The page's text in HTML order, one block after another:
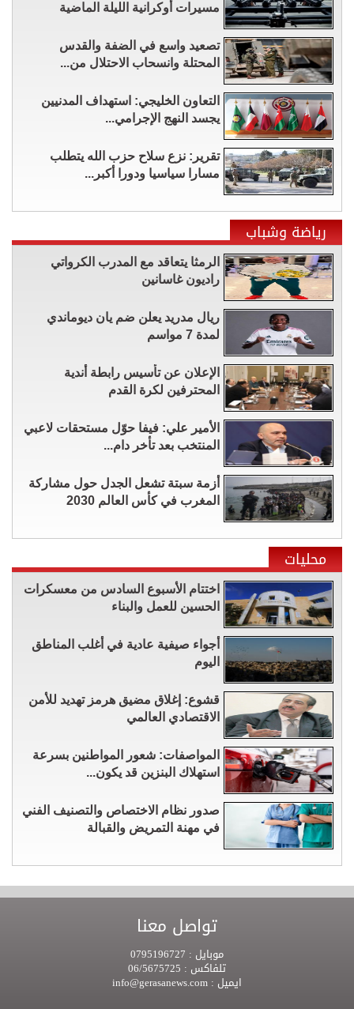
مسيرات أوكرانية الليلة الماضية
تصعيد واسع في الضفة والقدس
المحتلة وانسحاب الاحتلال من...
التعاون الخليجي: استهداف المدنيين
يجسد النهج الإجرامي...
تقرير: نزع سلاح حزب الله يتطلب
مسارا سياسيا ودورا أكبر...
رياضة وشباب
الرمثا يتعاقد مع المدرب الكرواتي
راديون غاسانين
ريال مدريد يعلن ضم يان ديوماندي
لمدة 7 مواسم
الإعلان عن تأسيس رابطة أندية
المحترفين لكرة القدم
الأمير علي: فيفا حوّل مستحقات لاعبي
المنتخب بعد تأخر دام...
أزمة سبتة تشعل الجدل حول مشاركة
المغرب في كأس العالم 2030
محليات
اختتام الأسبوع السادس من معسكرات
الحسين للعمل والبناء
أجواء صيفية عادية في أغلب المناطق
اليوم
قشوع: إغلاق مضيق هرمز تهديد للأمن
الاقتصادي العالمي
المواصفات: شعور المواطنين بسرعة
استهلاك البنزين قد يكون...
صدور نظام الاختصاص والتصنيف الفني
في مهنة التمريض والقبالة
تواصل معنا
موبايل :
تلفاكس :
ايميل :